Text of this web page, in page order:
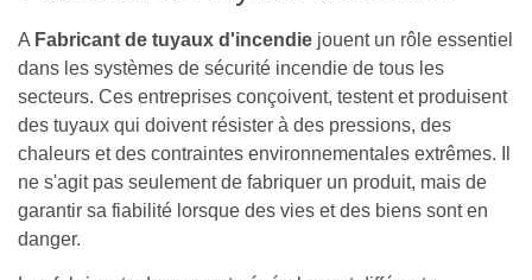
A Fabricant de tuyaux d'incendie jouent un rôle essentiel
dans les systèmes de sécurité incendie de tous les
secteurs. Ces entreprises conçoivent, testent et produisent
des tuyaux qui doivent résister à des pressions, des
chaleurs et des contraintes environnementales extrêmes. Il
ne s'agit pas seulement de fabriquer un produit, mais de
garantir sa fiabilité lorsque des vies et des biens sont en
danger.